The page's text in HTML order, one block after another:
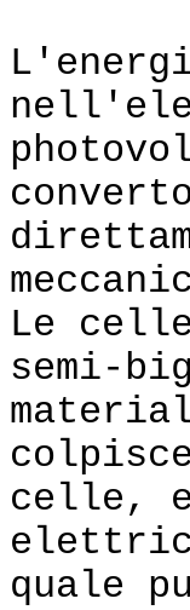
Le
semi-
celle,
quale